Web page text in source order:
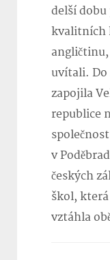
delší
kvalitních
uvítali. Do
zapojila
republice
v
českých
škol,
vztáhla